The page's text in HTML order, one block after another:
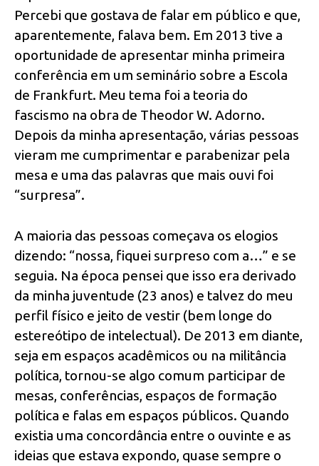
Percebi que gostava de falar em público e que,
aparentemente, falava bem. Em 2013 tive a
oportunidade de apresentar minha primeira
conferência em um seminário sobre a Escola
de Frankfurt. Meu tema foi a teoria do
fascismo na obra de Theodor W. Adorno.
Depois da minha apresentação, várias pessoas
vieram me cumprimentar e parabenizar pela
mesa e uma das palavras que mais ouvi foi
“surpresa”.
A maioria das pessoas começava os elogios
dizendo: “nossa, fiquei surpreso com a…” e se
seguia. Na época pensei que isso era derivado
da minha juventude (23 anos) e talvez do meu
perfil físico e jeito de vestir (bem longe do
estereótipo de intelectual). De 2013 em diante,
seja em espaços acadêmicos ou na militância
política, tornou-se algo comum participar de
mesas, conferências, espaços de formação
política e falas em espaços públicos. Quando
existia uma concordância entre o ouvinte e as
ideias que estava expondo, quase sempre o